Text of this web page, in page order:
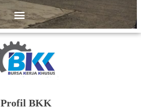
Profil BKK